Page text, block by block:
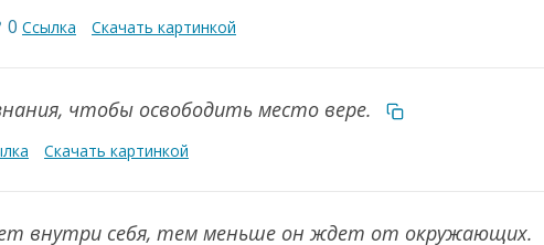
0 Ссылка Скачать картинкой
чтобы освободить место вере.
Скачать картинкой
внутри себя, тем меньше он ждет от окружающих.